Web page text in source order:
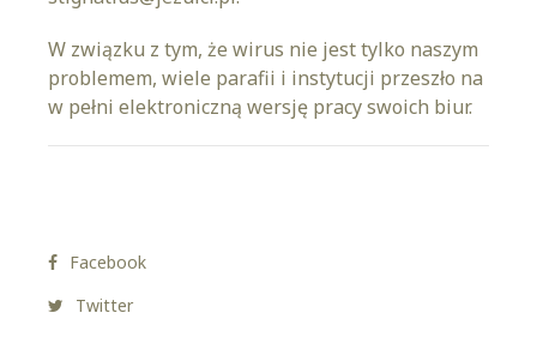
W związku z tym, że wirus nie jest tylko naszym
problemem, wiele parafii i instytucji przeszło na
w pełni elektroniczną wersję pracy swoich biur.
Facebook
Twitter